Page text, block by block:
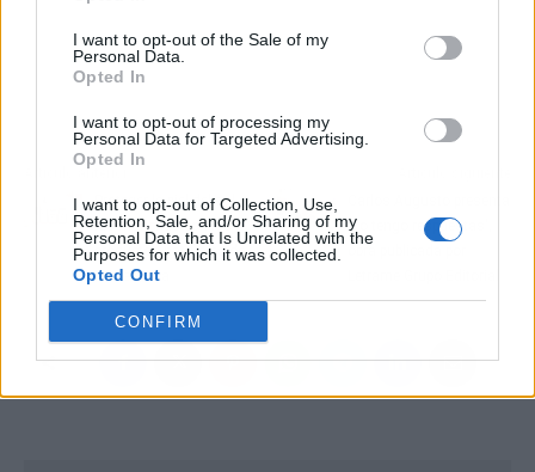
I want to opt-out of the Sale of my
Personal Data.
Opted In
I want to opt-out of processing my
Personal Data for Targeted Advertising.
Opted In
I want to opt-out of Collection, Use,
Retention, Sale, and/or Sharing of my
Personal Data that Is Unrelated with the
Purposes for which it was collected.
Opted Out
CONFIRM
Artículo anterior
Proteger la piel del sol y
las manchas con los
productos naturales de
Mi Rebotica
'Yo tengo respuestas',